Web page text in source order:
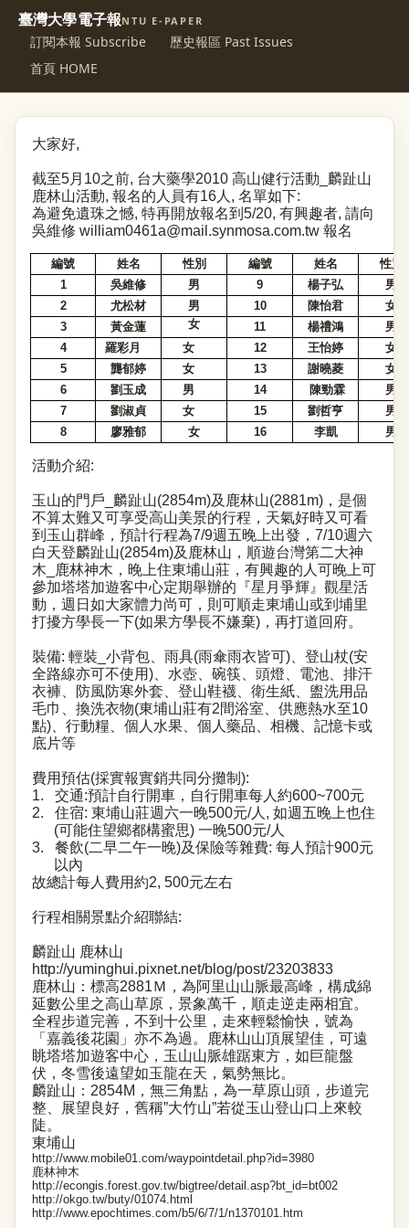
臺灣大學電子報NTU E-PAPER
訂閱本報 Subscribe
歷史報區 Past Issues
首頁 HOME
大家好,
截至5月 10之前, 台大藥學2010 高山健行活動
麟趾山
鹿林山活動, 報名的人員有16人 , 名單如下:
為避免遺珠之憾, 特再開放報名到 5/20, 有興趣者, 請向
吳維修 william0461a@mail.synmosa.com.tw 報名
編號 姓名 性別 編號 姓名
性別
1
吳維修 男 9 楊子弘
男
2
尤松材 男 10 陳怡君
女
3
黃金蓮 女 11 楊禮鴻
男
4
羅彩月 女 12 王怡婷
女
5
龔郁婷 女 13 謝曉菱
女
6
劉玉成 男 14 陳勁霖
男
7
劉淑貞 女 15 劉哲亨
男
8
廖雅郁 女 16 李凱 男
活動介紹:
玉山的門戶 麟趾山(2854m)及鹿林山(2881m) ，是個
不算太難又可享受高山美景的行程，天氣好時又可看
到玉山群峰，預計行程為7/9週五晚上出發， 7/10週六
白天登麟趾山(2854m)及鹿林山，順遊台灣第二大神
木
鹿林神木，晚上住東埔山莊，有興趣的人可晚上可
參加塔塔加遊客中心定期舉辦的『星月爭輝』觀星活
動，週日如大家體力尚可，則可順走東埔山或到埔里
打擾方學長一下(如果方學長不嫌棄) ，再打道回府。
裝備: 輕裝 小背包、雨具(雨傘雨衣皆可) 、登山杖(安
全路線亦可不使用) 、水壺、碗筷、頭燈、電池、排汗
衣褲、防風防寒外套、登山鞋襪、衛生紙、盥洗用品
毛巾、換洗衣物(東埔山莊有2間浴室、供應熱水至10
點) 、行動糧、個人水果、個人藥品、相機、記憶卡或
底片等
費用預估(採實報實銷共同分攤制 ):
1.
交通:預計自行開車，自行開車每人約600~700元
2.
住宿: 東埔山莊週六一晚500元/人 , 如週五晚上也住
(可能住望鄉都構蜜思) 一晚500元/人
3.
餐飲(二早二午一晚)及保險等雜費: 每人預計900元
以內
故總計每人費用約2, 500元左右
行程相關景點介紹聯結:
麟趾山 鹿林山
http://yuminghui.pixnet.net/blog/post/23203833
鹿林山：標高2881Ｍ，為阿里山山脈最高峰，構成綿
延數公里之高山草原，景象萬千，順走逆走兩相宜。
全程步道完善，不到十公里，走來輕鬆愉快，號為
「嘉義後花園」亦不為過。鹿林山山頂展望佳，可遠
眺塔塔加遊客中心，玉山山脈雄踞東方，如巨龍盤
伏，冬雪後遠望如玉龍在天，氣勢無比。
麟趾山： 2854M ，無三角點，為一草原山頭，步道完
整、展望良好，舊稱”大竹山”若從玉山登山口上來較
陡。
東埔山
http://www.mobile01.com/waypointdetail.php?id=3980
鹿林神木
http://econgis.forest.gov.tw/bigtree/detail.asp?bt_id=bt002
http://okgo.tw/buty/01074.html
http://www.epochtimes.com/b5/6/7/1/n1370101.htm